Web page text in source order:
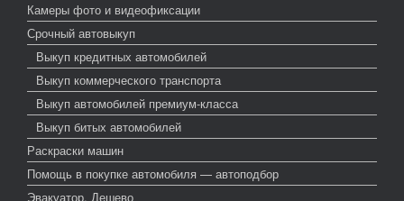
Камеры фото и видеофиксации
Срочный автовыкуп
Выкуп кредитных автомобилей
Выкуп коммерческого транспорта
Выкуп автомобилей премиум-класса
Выкуп битых автомобилей
Раскраски машин
Помощь в покупке автомобиля — автоподбор
Эвакуатор. Дешево